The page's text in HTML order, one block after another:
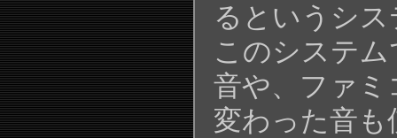
るというシ
このシステ
音や、ファミ
変わった音も